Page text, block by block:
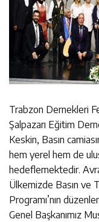
Trabzon Dernekleri
Şalpazarı Eğitim
Keskin, Basın
hem yerel hem de
hedeflemektedir.
Ülkemizde Basın ve
Programı’nın
Genel Başkanımız